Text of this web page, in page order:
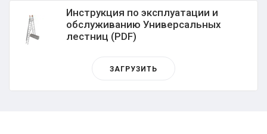
Инструкция по эксплуатации и
обслуживанию Универсальных
лестниц (PDF)
ЗАГРУЗИТЬ